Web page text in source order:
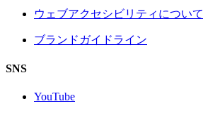
ウェブアクセシビリティについて
ブランドガイドライン
SNS
YouTube